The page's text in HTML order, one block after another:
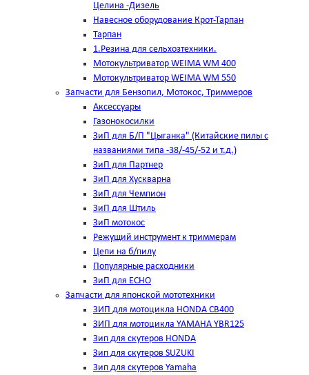
Целина -Дизель
Навесное оборудование Крот-Тарпан
Тарпан
1.Резина для сельхозтехники.
Мотокультриватор WEIMA WM 400
Мотокультриватор WEIMA WM 550
Запчасти для Бензопил, Мотокос, Триммеров
Аксессуары
Газонокосилки
ЗиП для Б/П "Цыганка" (Китайские пилы с
названиями типа -38/-45/-52 и т.д.)
ЗиП для Партнер
ЗиП для Хускварна
ЗиП для Чемпион
ЗиП для Штиль
ЗиП мотокос
Режущий инструмент к триммерам
Цепи на б/пилу
Популярные расходники
ЗиП для ЕСНО
Запчасти для японской мототехники
ЗИП для мотоцикла HONDA CB400
ЗИП для мотоцикла YAMAHA YBR125
Зип для скутеров HONDA
Зип для скутеров SUZUKI
Зип для скутеров Yamaha